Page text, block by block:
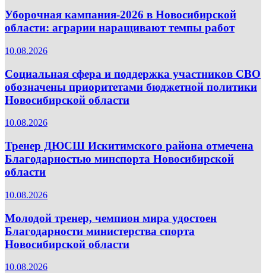
Уборочная кампания‑2026 в Новосибирской
области: аграрии наращивают темпы работ
10.08.2026
Социальная сфера и поддержка участников СВО
обозначены приоритетами бюджетной политики
Новосибирской области
10.08.2026
Тренер ДЮСШ Искитимского района отмечена
Благодарностью минспорта Новосибирской
области
10.08.2026
Молодой тренер, чемпион мира удостоен
Благодарности министерства спорта
Новосибирской области
10.08.2026